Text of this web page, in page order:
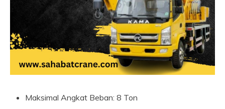
Maksimal Angkat Beban: 8 Ton